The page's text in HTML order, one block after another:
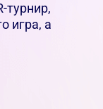
игра, а